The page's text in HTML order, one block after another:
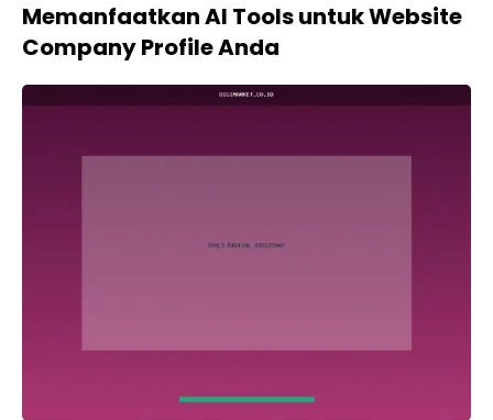
Memanfaatkan AI Tools untuk Website
Company Profile Anda